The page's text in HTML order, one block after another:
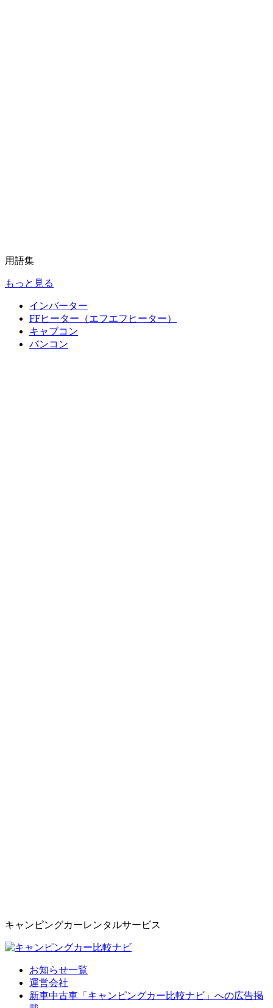
用語集
もっと見る
インバーター
FFヒーター（エフエフヒーター）
キャブコン
バンコン
キャンピングカーレンタルサービス
お知らせ一覧
運営会社
新車中古車「キャンピングカー比較ナビ」への広告掲